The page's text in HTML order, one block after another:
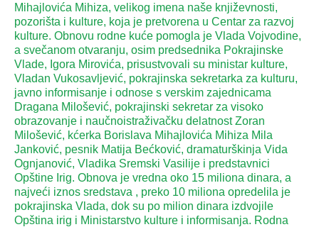
Mihajlovića Mihiza, velikog imena naše književnosti,
pozorišta i kulture, koja je pretvorena u Centar za razvoj
kulture. Obnovu rodne kuće pomogla je Vlada Vojvodine,
a svečanom otvaranju, osim predsednika Pokrajinske
Vlade, Igora Mirovića, prisustvovali su ministar kulture,
Vladan Vukosavljević, pokrajinska sekretarka za kulturu,
javno informisanje i odnose s verskim zajednicama
Dragana Milošević, pokrajinski sekretar za visoko
obrazovanje i naučnoistraživačku delatnost Zoran
Milošević, kćerka Borislava Mihajlovića Mihiza Mila
Janković, pesnik Matija Bećković, dramaturškinja Vida
Ognjanović, Vladika Sremski Vasilije i predstavnici
Opštine Irig. Obnova je vredna oko 15 miliona dinara, a
najveći iznos sredstava , preko 10 miliona opredelila je
pokrajinska Vlada, dok su po milion dinara izdvojile
Opština irig i Ministarstvo kulture i informisanja. Rodna